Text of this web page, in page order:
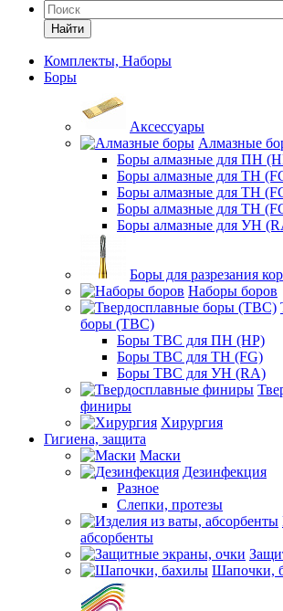
Найти
Комплекты, Наборы
Боры
Аксессуары
Алмазные
Боры алмазные для ПН
Боры алмазные для ТН
Боры алмазные для ТН
Боры алмазные для ТН
Боры алмазные для УН
Боры для разрезания
Наборы боров
боры (ТВС)
Боры ТВС для ПН (HP)
Боры ТВС для ТН (FG)
Боры ТВС для УН (RA)
финиры
Хирургия
Гигиена, защита
Маски
Дезинфекция
Разное
Слепки, протезы
абсорбенты
Шапочки,